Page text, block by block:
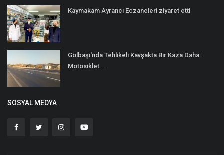
Kaymakam Ayrancı Eczaneleri ziyaret etti
Gölbaşı'nda Tehlikeli Kavşakta Bir Kaza Daha:
Motosiklet...
SOSYAL MEDYA